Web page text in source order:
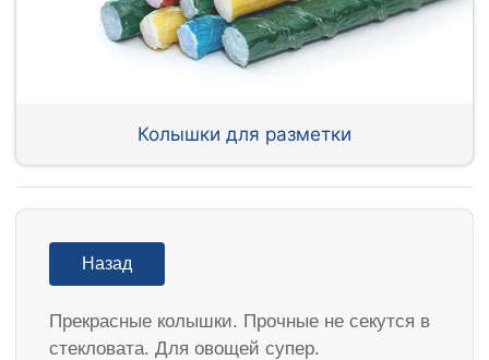
Колышки для разметки
Назад
Прекрасные колышки. Прочные не секутся в
стекловата. Для овощей супер.